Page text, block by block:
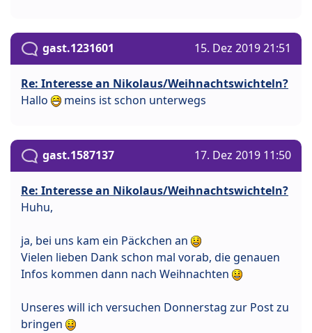
gast.1231601 15. Dez 2019 21:51
Re: Interesse an Nikolaus/Weihnachtswichteln?
Hallo
meins ist schon unterwegs
gast.1587137 17. Dez 2019 11:50
Re: Interesse an Nikolaus/Weihnachtswichteln?
Huhu,
ja, bei uns kam ein Päckchen an
Vielen lieben Dank schon mal vorab, die genauen
Infos kommen dann nach Weihnachten
Unseres will ich versuchen Donnerstag zur Post zu
bringen